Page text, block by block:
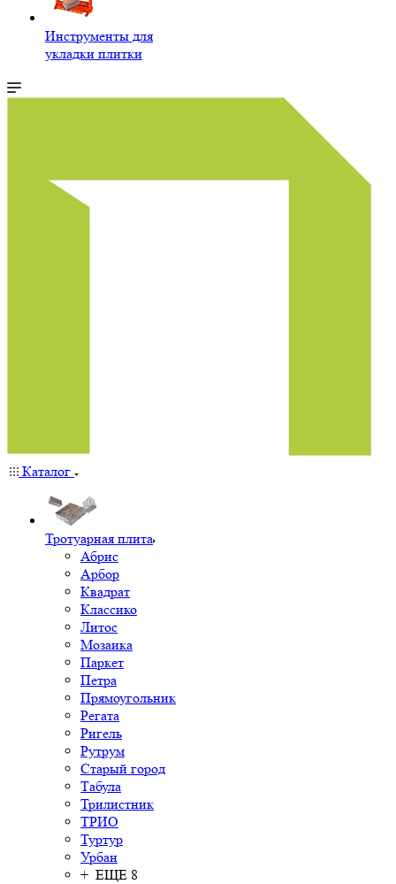
Инструменты для
укладки плитки
Каталог
Тротуарная плита
Абрис
Арбор
Квадрат
Классико
Литос
Мозаика
Паркет
Петра
Прямоугольник
Регата
Ригель
Рутрум
Старый город
Табула
Трилистник
ТРИО
Туртур
Урбан
+ ЕЩЕ 8